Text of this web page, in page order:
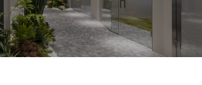
1
1
インターバンクマーケット
金融